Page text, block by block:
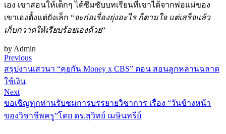
เอง เขาสอนให้เด็กๆ ได้ซึมซับบทเรียนที่เขาได้จากพ่อแม่ของ
เขาเองตั้งแต่ยังเล็ก “จะก่อเรื่องยุ่งอะไร ก็ตามใจ แต่เสร็จแล้ว
เก็บกวาดให้เรียบร้อยเองด้วย“
by Admin
Previous
สรุปงานเสวนา “คุยกัน Money x CBS” ตอน สอนลูกหลานฉลาด
ใช้เงิน
Next
ขอเชิญทุกท่านรับชมการบรรยายวิชาการ เรื่อง “วันข้างหน้า
ของวิชาชีพครู”โดย ดร.สุวิทย์ เมษินทรีย์